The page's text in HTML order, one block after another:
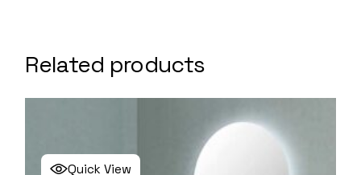
Related products
Quick View